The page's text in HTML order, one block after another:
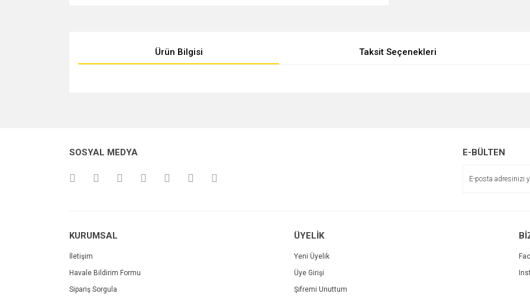
Ürün Bilgisi Taksit Seçenekleri
Ürün açıklamasında eksik bilgiler bulunuyor.
SOSYAL MEDYA E-BÜLTEN
KURUMSAL
İletişim
Havale Bildirim Formu
Sipariş Sorgula
ÜYELİK
Yeni Üyelik
Üye Girişi
Şifremi Unuttum